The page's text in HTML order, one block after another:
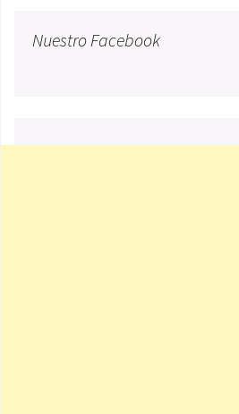
Nuestro Facebook